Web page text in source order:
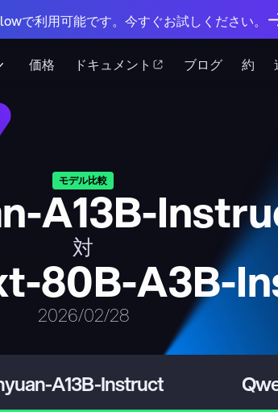
価格 ドキュメント ブログ 約
で利用可能です。今すぐお試しください。
モデル比較
A13B-
対
80B-A3B-
2026/02/28
A13B-Instruct